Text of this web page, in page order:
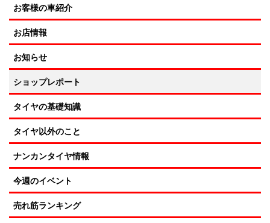
お客様の車紹介
お店情報
お知らせ
ショップレポート
タイヤの基礎知識
タイヤ以外のこと
ナンカンタイヤ情報
今週のイベント
売れ筋ランキング